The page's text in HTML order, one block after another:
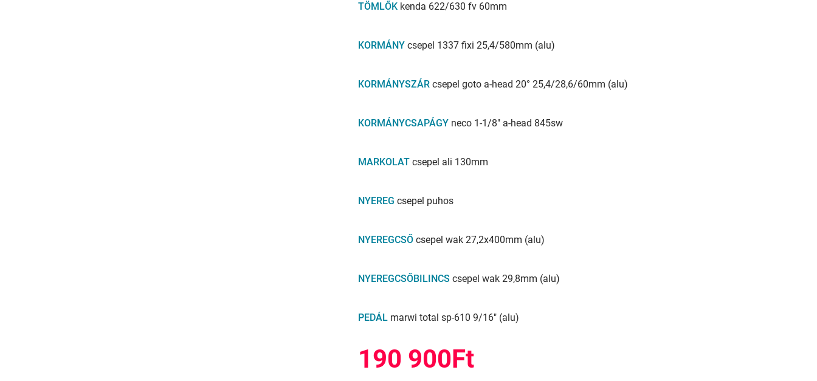
TÖMLŐK kenda 622/630 fv 60mm
KORMÁNY csepel 1337 fixi 25,4/580mm (alu)
KORMÁNYSZÁR csepel goto a-head 20° 25,4/28,6/60mm (alu)
KORMÁNYCSAPÁGY neco 1-1/8" a-head 845sw
MARKOLAT csepel ali 130mm
NYEREG csepel puhos
NYEREGCSŐ csepel wak 27,2x400mm (alu)
NYEREGCSŐBILINCS csepel wak 29,8mm (alu)
PEDÁL marwi total sp-610 9/16" (alu)
190 900Ft